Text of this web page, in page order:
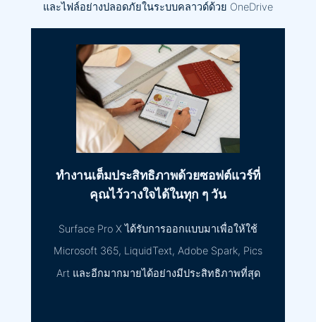
และไฟล์อย่างปลอดภัยในระบบคลาวด์ด้วย OneDrive
ทำงานเต็มประสิทธิภาพด้วยซอฟต์แวร์ที่
คุณไว้วางใจได้ในทุก ๆ วัน
Surface Pro X ได้รับการออกแบบมาเพื่อให้ใช้
Microsoft 365, LiquidText, Adobe Spark, Pics
Art และอีกมากมายได้อย่างมีประสิทธิภาพที่สุด